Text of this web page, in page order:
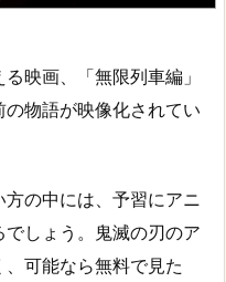
映画、「無限列車編」
物語が映像化されてい
の中には、予習にアニ
しょう。鬼滅の刃のア
可能なら無料で見た